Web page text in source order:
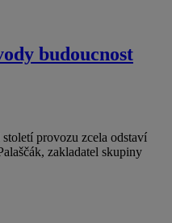
budoucnost
provozu zcela odstaví
zakladatel skupiny